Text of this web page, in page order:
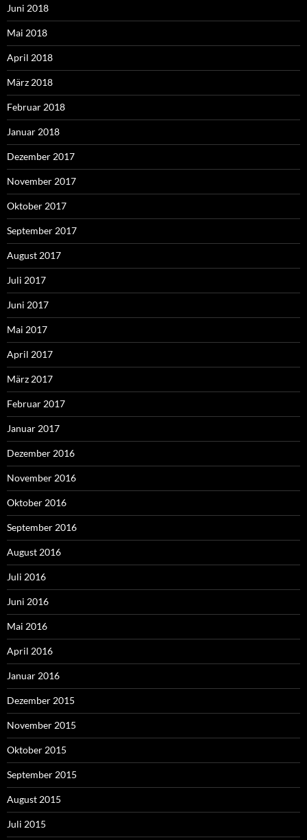
Juni 2018
Mai 2018
April 2018
März 2018
Februar 2018
Januar 2018
Dezember 2017
November 2017
Oktober 2017
September 2017
August 2017
Juli 2017
Juni 2017
Mai 2017
April 2017
März 2017
Februar 2017
Januar 2017
Dezember 2016
November 2016
Oktober 2016
September 2016
August 2016
Juli 2016
Juni 2016
Mai 2016
April 2016
Januar 2016
Dezember 2015
November 2015
Oktober 2015
September 2015
August 2015
Juli 2015